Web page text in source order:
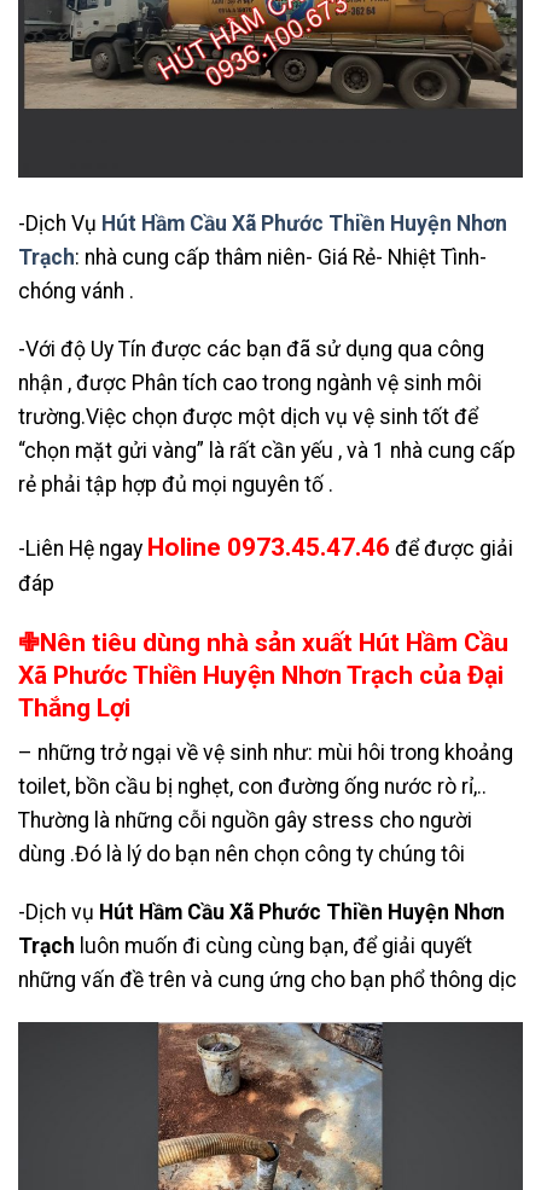
-Dịch Vụ Hút Hầm Cầu Xã Phước Thiền Huyện Nhơn
Trạch: nhà cung cấp thâm niên- Giá Rẻ- Nhiệt Tình-
chóng vánh .
-Với độ Uy Tín được các bạn đã sử dụng qua công
nhận , được Phân tích cao trong ngành vệ sinh môi
trường.Việc chọn được một dịch vụ vệ sinh tốt để
“chọn mặt gửi vàng” là rất cần yếu , và 1 nhà cung cấp
rẻ phải tập hợp đủ mọi nguyên tố .
-Liên Hệ ngay Holine 0973.45.47.46 để được giải
đáp
✙Nên tiêu dùng nhà sản xuất Hút Hầm Cầu
Xã Phước Thiền Huyện Nhơn Trạch của Đại
Thắng Lợi
– những trở ngại về vệ sinh như: mùi hôi trong khoảng
toilet, bồn cầu bị nghẹt, con đường ống nước rò rỉ,..
Thường là những cỗi nguồn gây stress cho người
dùng .Đó là lý do bạn nên chọn công ty chúng tôi
-Dịch vụ Hút Hầm Cầu Xã Phước Thiền Huyện Nhơn
Trạch luôn muốn đi cùng cùng bạn, để giải quyết
những vấn đề trên và cung ứng cho bạn phổ thông dịc